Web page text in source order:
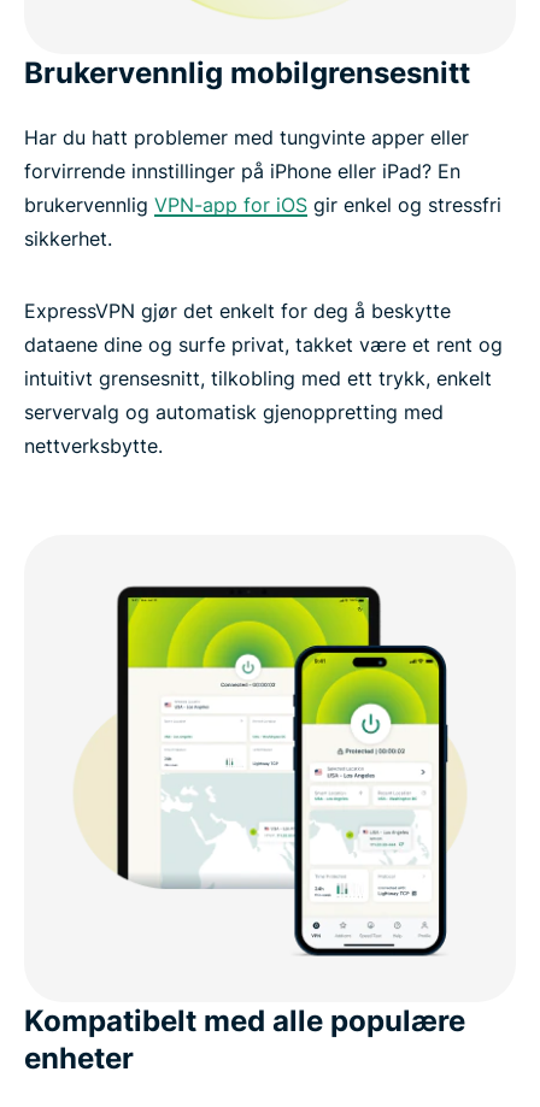
Brukervennlig mobilgrensesnitt
Har du hatt problemer med tungvinte apper eller
forvirrende innstillinger på iPhone eller iPad? En
brukervennlig VPN-app for iOS gir enkel og stressfri
sikkerhet.
ExpressVPN gjør det enkelt for deg å beskytte
dataene dine og surfe privat, takket være et rent og
intuitivt grensesnitt, tilkobling med ett trykk, enkelt
servervalg og automatisk gjenoppretting med
nettverksbytte.
Kompatibelt med alle populære
enheter